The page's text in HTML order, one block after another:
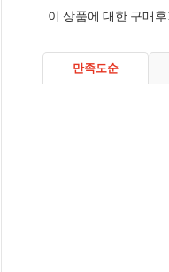
이 상품에 대한 구매
만족도순